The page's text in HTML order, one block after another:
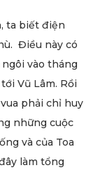
ta biết điện
Điều này có
vào tháng
Vũ Lâm. Rồi
phải chỉ huy
những cuộc
và của Toa
làm tổng